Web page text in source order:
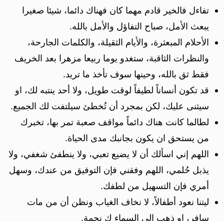
تفاءل فالخير قادم مهما كان فهناك دائما، شيئا صغيرا
يبعث الأمل، صباح التفاؤل والأمل بالله.
الأحلام المبعثرة، والأيام الثقيلة، والكلمات الجارحة،
والنظرات الثاقبة، ستغدو يوما ربيعا مزهرا بعد الخريف
فقط ثق بالله، وحينها سوف تأخذ ما تريد.
قد تكون أنساناً لطيفاً لوقت طويل، ولا أحد ينتبه لك، او
سيثنى عليك، لكن بمجرد أن تُخطئ سيلتفت لك الجميع.
لطالما كانت هناك دائماً مواقف صعبة تمر بها، تخبرك
من يستحق ان يكون بجانبك مدى الحياة.
اللهم إني اسألك أن لا يضيع تعبي، ولا ينطفئ شغفي، ولا
يذبل حُلمي، اللهم وفقني فإن التوفيق من عندك، وسهل
أمري فإن التسهيل من لطفك.
ليتنا نعود أطفالاً، لا نخاف الغياب ونظن أن من مات
سافر، او ذهب الى السماء ك نجمة.